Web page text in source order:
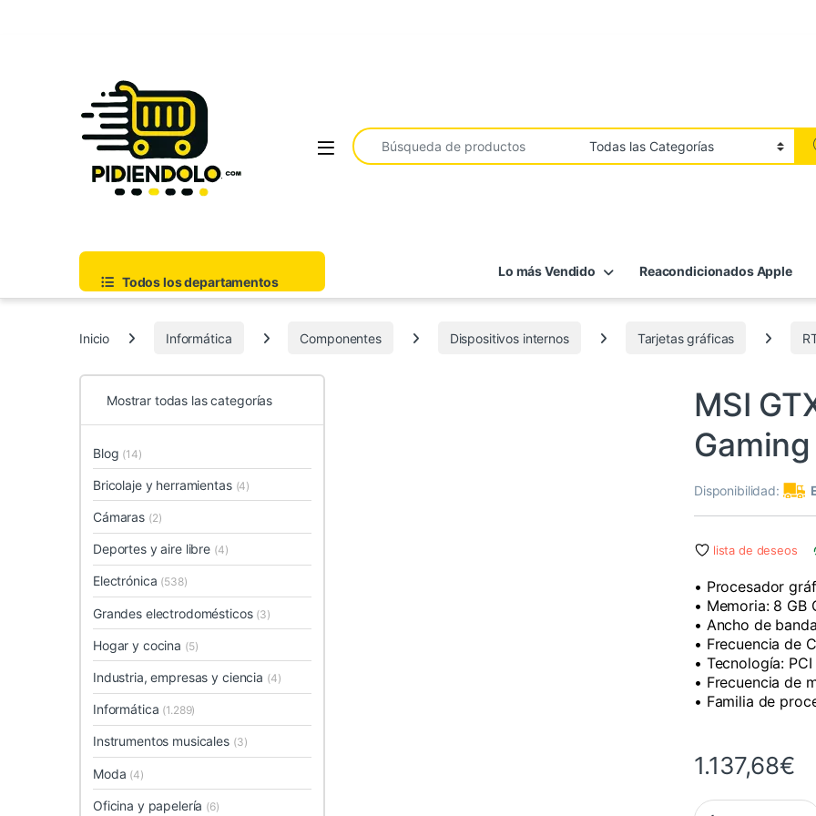
Buscar:
Todos los departamentos
Lo más Vendido Reacondicionados Apple
Inicio Informática Componentes Dispositivos internos Tarjetas gráficas
MSI
Disponibilidad:
lista de deseos
• Procesador
• Memoria: 8 GB
• Ancho de
• Frecuencia de
• Tecnología:
• Frecuencia de
• Familia de
1.137,68€
MSI GTX 1070 Ti
Mostrar todas las categorías
Blog (14)
Bricolaje y herramientas (4)
Cámaras (2)
Deportes y aire libre (4)
Electrónica (538)
Grandes electrodomésticos (3)
Hogar y cocina (5)
Industria, empresas y ciencia (4)
Informática (1.289)
Instrumentos musicales (3)
Moda (4)
Oficina y papelería (6)